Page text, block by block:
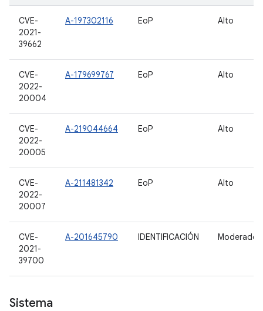
CVE-
2021-
39662
A-197302116 EoP Alto
CVE-
2022-
20004
A-179699767 EoP Alto
CVE-
2022-
20005
A-219044664 EoP Alto
CVE-
2022-
20007
A-211481342 EoP Alto
CVE-
2021-
39700
A-201645790 IDENTIFICACIÓN Moderado
Sistema